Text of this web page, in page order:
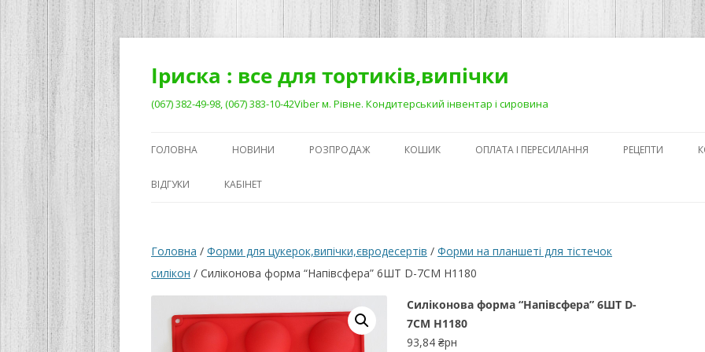
Перейти
Іриска : все для тортиків,випічки
(067) 382-49-98, (067) 383-10-42Viber м. Рівне. Кондитерський інвентар і сировина
ГОЛОВНА НОВИНИ РОЗПРОДАЖ КОШИК ОПЛАТА І ПЕРЕСИЛАННЯ РЕЦЕПТИ
АБО ЯК
ПЕРШІ КРОКИ В
ВІДГУКИ КАБІНЕТ
Головна / Форми для цукерок,випічки,євродесертів / Форми на планшеті для тістечок
силікон / Силіконова форма “Напівсфера” 6ШТ D-7СМ H1180
Силіконова форма “Напівсфера” 6ШТ D-
7СМ H1180
93,84 ₴рн